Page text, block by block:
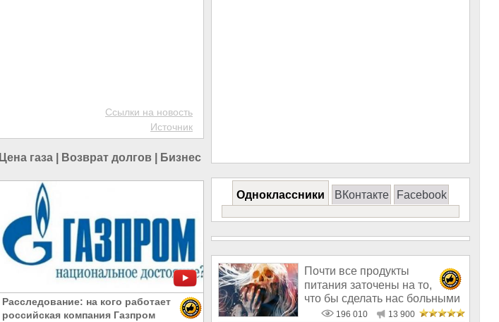
Ссылки на новость
Источник
Цена газа Возврат долгов Бизнес в России
Расследование: на кого работает
российская компания Газпром
Одноклассники ВКонтакте Facebook
Почти все продукты
питания заточены на то,
что бы сделать нас больными
и бесплодным
196 010 13 900